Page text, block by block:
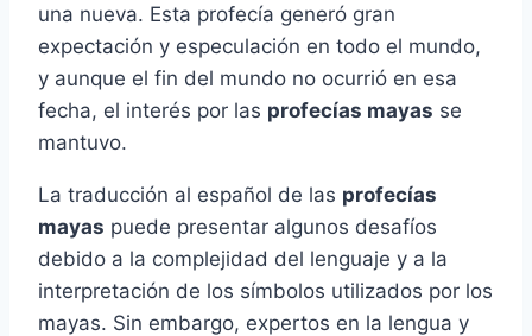
una nueva. Esta profecía generó gran
expectación y especulación en todo el mundo,
y aunque el fin del mundo no ocurrió en esa
fecha, el interés por las profecías mayas se
mantuvo.
La traducción al español de las profecías
mayas puede presentar algunos desafíos
debido a la complejidad del lenguaje y a la
interpretación de los símbolos utilizados por los
mayas. Sin embargo, expertos en la lengua y